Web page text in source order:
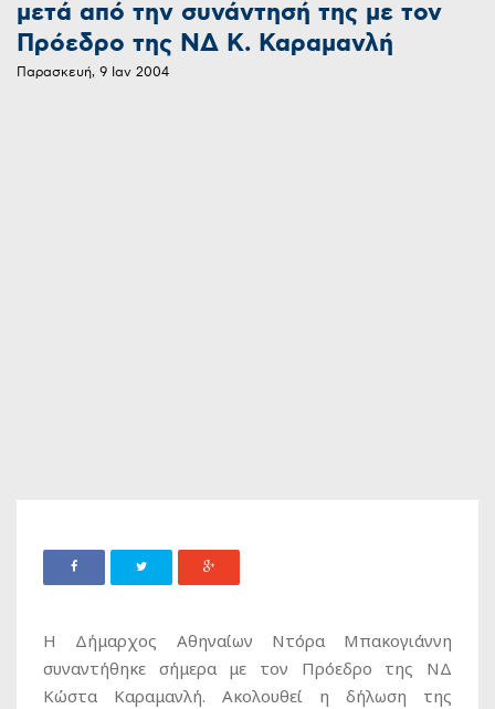
μετά από την συνάντησή της με τον
Πρόεδρο της ΝΔ Κ. Καραμανλή
Παρασκευή, 9 Ιαν 2004
Η Δήμαρχος Αθηναίων Ντόρα Μπακογιάννη
συναντήθηκε σήμερα με τον Πρόεδρο της ΝΔ
Κώστα Καραμανλή. Ακολουθεί η δήλωση της